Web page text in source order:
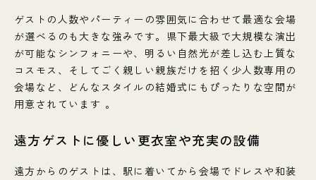
ゲストの人数やパーティーの雰囲気に合わせて最適な会場
が選べるのも大きな強みです。県下最大級で大規模な演出
が可能なシンフォニーや、明るい自然光が差し込む上質な
コスモス、そしてごく親しい親族だけを招く少人数専用の
会場など、どんなスタイルの結婚式にもぴったりな空間が
用意されています 。
遠方ゲストに優しい更衣室や充実の設備
遠方からのゲストは、駅に着いてから会場でドレスや和装